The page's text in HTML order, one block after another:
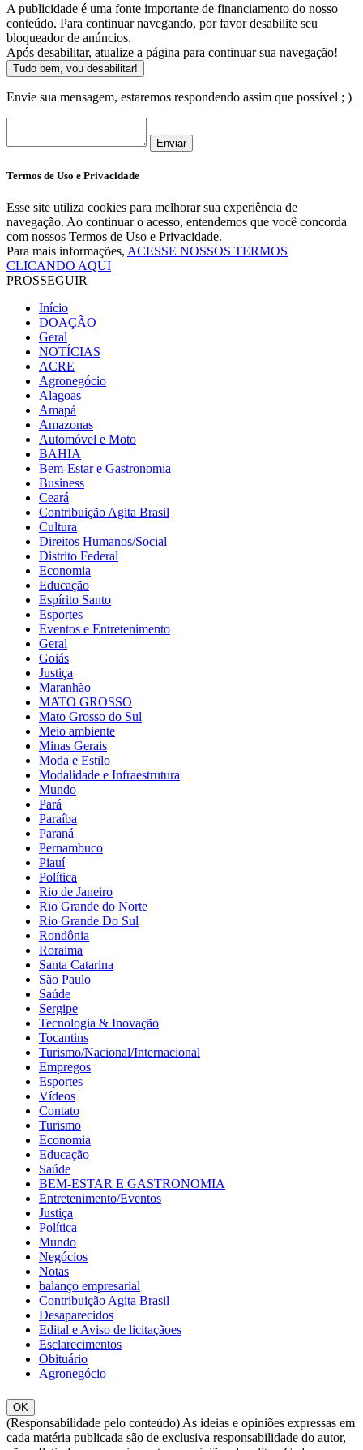
A publicidade é uma fonte importante de financiamento do nosso
conteúdo. Para continuar navegando, por favor desabilite seu
bloqueador de anúncios.
Após desabilitar, atualize a página para continuar sua navegação!
Tudo bem, vou desabilitar!
Envie sua mensagem, estaremos respondendo assim que possível ; )
Enviar
Termos de Uso e Privacidade
Esse site utiliza cookies para melhorar sua experiência de
navegação. Ao continuar o acesso, entendemos que você concorda
com nossos Termos de Uso e Privacidade.
Para mais informações, ACESSE NOSSOS TERMOS
CLICANDO AQUI
PROSSEGUIR
Início
DOAÇÃO
Geral
NOTÍCIAS
ACRE
Agronegócio
Alagoas
Amapá
Amazonas
Automóvel e Moto
BAHIA
Bem-Estar e Gastronomia
Business
Ceará
Contribuição Agita Brasil
Cultura
Direitos Humanos/Social
Distrito Federal
Economia
Educação
Espírito Santo
Esportes
Eventos e Entretenimento
Geral
Goiás
Justiça
Maranhão
MATO GROSSO
Mato Grosso do Sul
Meio ambiente
Minas Gerais
Moda e Estilo
Modalidade e Infraestrutura
Mundo
Pará
Paraíba
Paraná
Pernambuco
Piauí
Política
Rio de Janeiro
Rio Grande do Norte
Rio Grande Do Sul
Rondônia
Roraima
Santa Catarina
São Paulo
Saúde
Sergipe
Tecnologia & Inovação
Tocantins
Turismo/Nacional/Internacional
Empregos
Esportes
Vídeos
Contato
Turismo
Economia
Educação
Saúde
BEM-ESTAR E GASTRONOMIA
Entretenimento/Eventos
Justiça
Política
Mundo
Negócios
Notas
balanço empresarial
Contribuição Agita Brasil
Desaparecidos
Edital e Aviso de licitaçãoes
Esclarecimentos
Obituário
Agronegócio
OK
(Responsabilidade pelo conteúdo) As ideias e opiniões expressas em
cada matéria publicada são de exclusiva responsabilidade do autor,